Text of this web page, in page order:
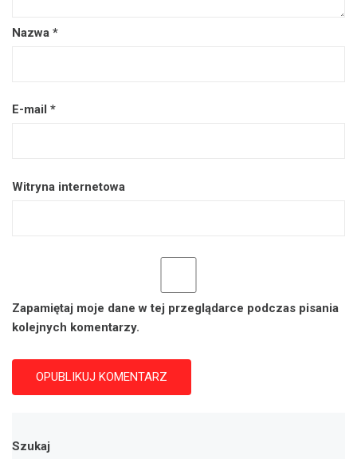
Nazwa *
E-mail *
Witryna internetowa
Zapamiętaj moje dane w tej przeglądarce podczas pisania
kolejnych komentarzy.
Szukaj